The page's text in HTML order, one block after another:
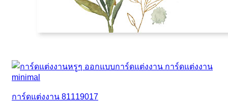
การ์ดแต่งงาน 81119017